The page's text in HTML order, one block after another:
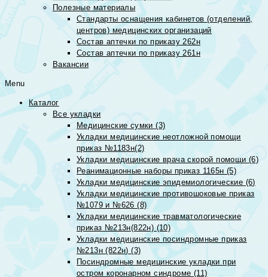
Полезные материалы
Стандарты оснащения кабинетов (отделений,
центров) медицинских организаций
Состав аптечки по приказу 262н
Состав аптечки по приказу 261н
Вакансии
Menu
Каталог
Все укладки
Медицинские сумки (3)
Укладки медицинские неотложной помощи
приказ №1183н(2)
Укладки медицинские врача скорой помощи (6)
Реанимационные наборы приказ 1165н (5)
Укладки медицинские эпидемиологические (6)
Укладки медицинские противошоковые приказ
№1079 и №626 (8)
Укладки медицинские травматологические
приказ №213н(822н) (10)
Укладки медицинские посиндромные приказ
№213н (822н) (3)
Посиндромные медицинские укладки при
остром коронарном синдроме (11)